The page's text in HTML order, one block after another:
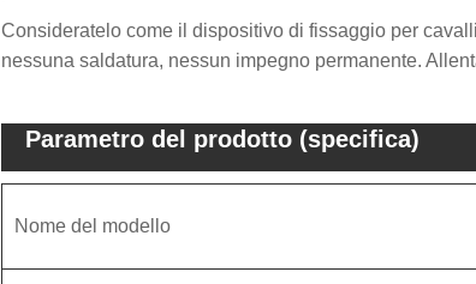
Consideratelo come il dispositivo di fissaggio per
nessuna saldatura, nessun impegno permanente.
Parametro del prodotto (specifica)
Nome del modello